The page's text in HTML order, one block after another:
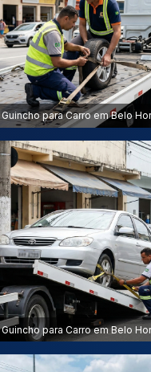
Guincho para Carro em Belo
Guincho para Carro em Belo